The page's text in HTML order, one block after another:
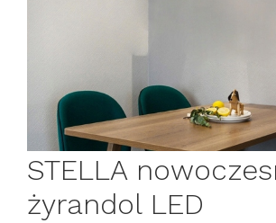
STELLA
żyrandol LED